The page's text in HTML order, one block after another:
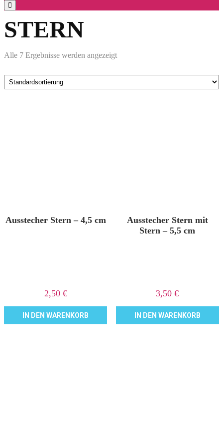
for:
Search
STERN
Alle 7 Ergebnisse werden angezeigt
Ausstecher Stern – 4,5 cm
2,50 €
IN DEN WARENKORB
Ausstecher Stern mit
Stern – 5,5 cm
3,50€
IN DEN WARENKORB